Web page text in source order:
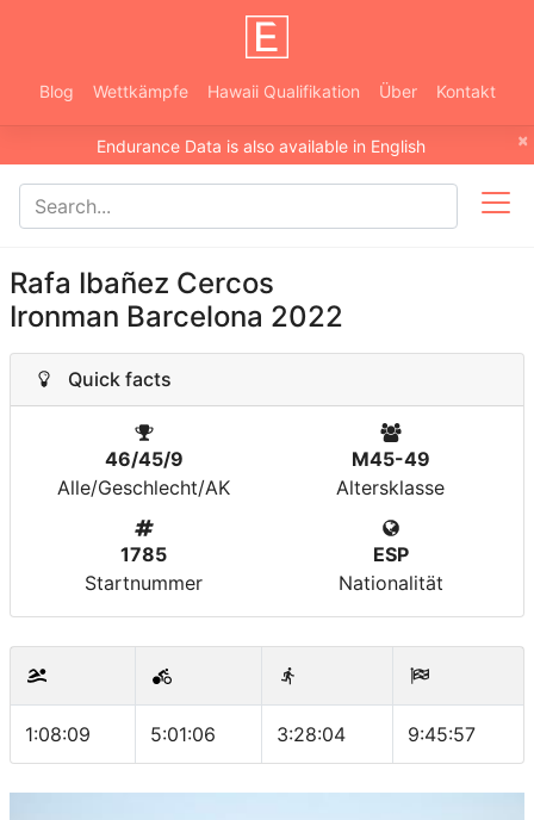
Blog Wettkämpfe Hawaii Qualifikation Über Kontakt
×
Endurance Data is also available in English
Rafa Ibañez Cercos
Ironman Barcelona 2022
Quick facts
46/45/9
Alle/Geschlecht/AK
M45-49
Altersklasse
1785
Startnummer
ESP
Nationalität
1:08:09 5:01:06 3:28:04 9:45:57